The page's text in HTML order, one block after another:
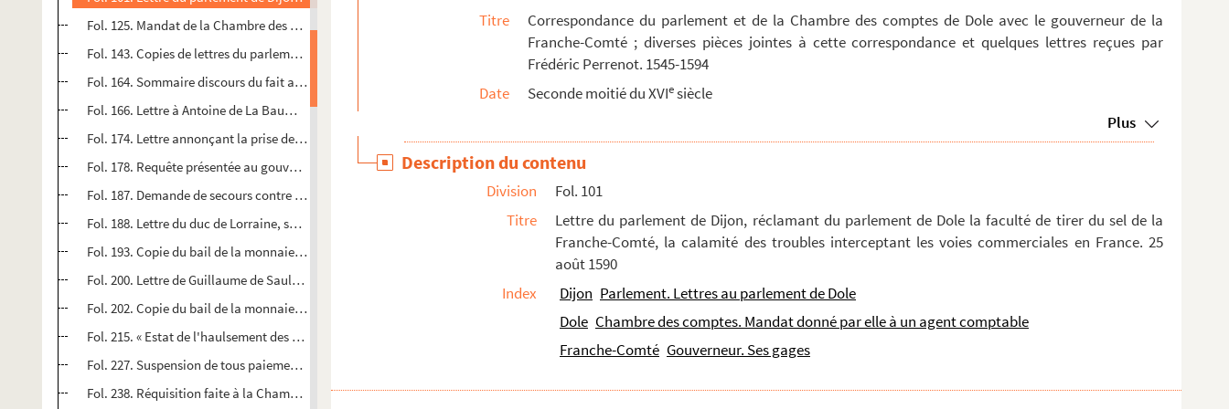
Fol. 125. Mandat de la Chambre des comptes de Dole à un agent comptable, pour le payement d'un arriéré de gage...
Fol. 143. Copies de lettres du parlement de Dole au gouverneur des Pays-Bas et au président Richardot, à l'eff...
Fol. 164. Sommaire discours du fait ayant occasionné l'emprisonnement de maître Guillaume Borgeois, juré au gr...
Fol. 166. Lettre à Antoine de La Baume, comte de Montrevel, par le capitaine de Vaugrenans, gouverneur de Sain...
Fol. 174. Lettre annonçant la prise de Verdun-sur-le-Doubs. Saint-Aubin, 30 août 1592
Fol. 178. Requête présentée au gouverneur de la Franche-Comté, au sujet de la solde de sa troupe, par Jean Mon...
Fol. 187. Demande de secours contre les voleurs, faite au parlement de Dole par le procureur fiscal de Poligny...
Fol. 188. Lettre du duc de Lorraine, se déclarant disposé à empêcher ses officiers de commettre des exactions ...
Fol. 193. Copie du bail de la monnaie de Franche-Comté, fait par la Chambre des comptes de Dole à François de ...
Fol. 200. Lettre de Guillaume de Saulx-Tavannes à son beau-frère Claude de Vergy, gouverneur de la Franche-Com...
Fol. 202. Copie du bail de la monnaie de Franche-Comté, fait par la Chambre des comptes de Dole à Hugues Maire...
Fol. 215. « Estat de l'haulsement des selz de l'an 1591 »
Fol. 227. Suspension de tous paiements, imposée par ordre du roi d'Espagne, au trésorier de Salins, par la Cha...
Fol. 238. Réquisition faite à la Chambre des comptes de Dole par Antoine de Poligny, capitaine de l'artillerie...
Titre
Correspondance du parlement et de la Chambre des comptes de Dole avec le gouverneur de la
Franche-Comté ; diverses pièces jointes à cette correspondance et quelques lettres reçues par
Frédéric Perrenot. 1545-1594
Date
Seconde moitié du XVIesiècle
Plus
Description du contenu
Division
Fol. 101
Titre
Lettre du parlement de Dijon, réclamant du parlement de Dole la faculté de tirer du sel de la
Franche-Comté, la calamité des troubles interceptant les voies commerciales en France. 25
août 1590
Index
Dijon Parlement. Lettres au parlement de Dole
Dole Chambre des comptes. Mandat donné par elle à un agent comptable
Franche-Comté Gouverneur. Ses gages